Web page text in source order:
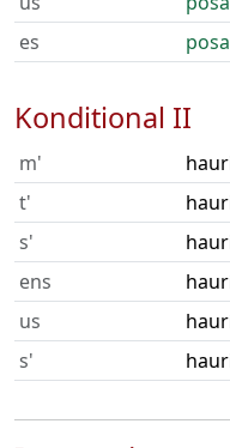
es
Konditional II
m'
t'
s'
ens
us
s'